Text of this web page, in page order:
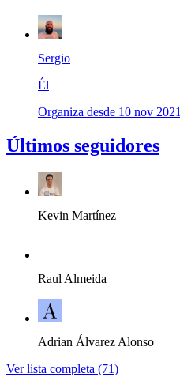
Sergio
Él
Organiza desde 10 nov 2021
Últimos seguidores
Kevin Martínez
Raul Almeida
Adrian Álvarez Alonso
Ver lista completa (71)